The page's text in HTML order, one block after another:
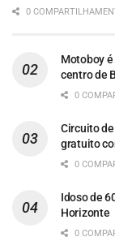
0
Motoboy
centro de
0
Circuito
gratuito
0
Idoso de
Horizonte
0